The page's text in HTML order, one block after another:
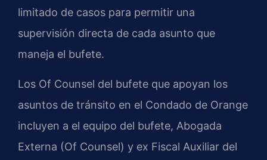
limitado de casos para permitir una
supervisión directa de cada asunto que
maneja el bufete.
Los Of Counsel del bufete que apoyan los
asuntos de tránsito en el Condado de Orange
incluyen a el equipo del bufete, Abogada
Externa (Of Counsel) y ex Fiscal Auxiliar del